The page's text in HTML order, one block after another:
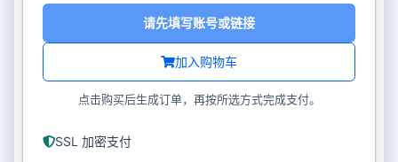
加入购物车
请先填写账号或链接
点击购买后生成订单，再按所选方式完成支付。
SSL 加密支付